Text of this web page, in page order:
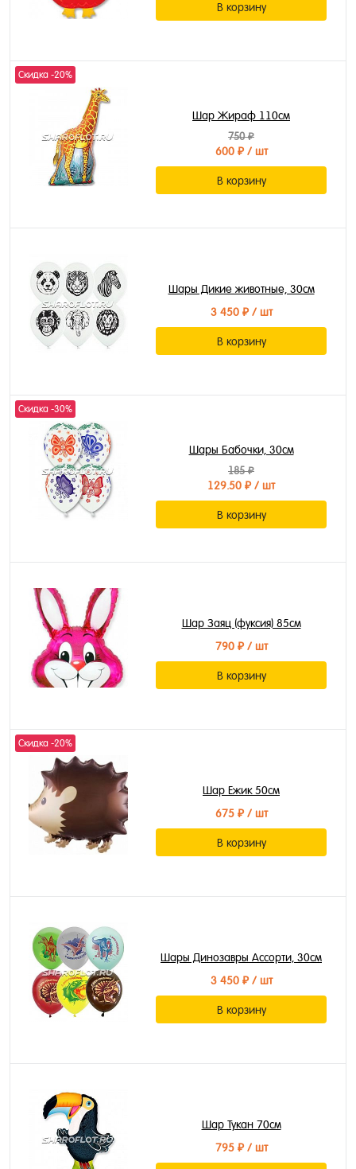
В корзину
Скидка -20%
Шар Жираф 110см
750 ₽
600 ₽/ шт
В корзину
Шары Дикие животные, 30см
3 450 ₽/ шт
В корзину
Скидка -30%
Шары Бабочки, 30см
185 ₽
129.50 ₽/ шт
В корзину
Шар Заяц (фуксия) 85см
790 ₽/ шт
В корзину
Скидка -20%
Шар Ежик 50см
675 ₽/ шт
В корзину
Шары Динозавры Ассорти, 30см
3 450 ₽/ шт
В корзину
Шар Тукан 70см
795 ₽/ шт